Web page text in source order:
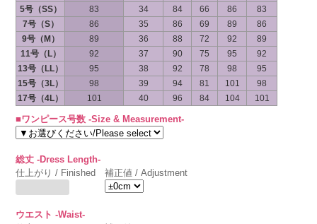
5号（SS）
83 34 84 66 86
83
7号（S）
86 35 86 69 89
86
9号（M）
89 36 88 72 92
89
11号（L）
92 37 90 75 95
92
13号（LL）
95 38 92 78 98
95
15号（3L）
98 39 94 81 101
98
17号（4L）
101 40 96 84 104 101
■ワンピース号数 -Size & Measurement-
総丈 -Dress Length-
仕上がり / Finished
補正値 / Adjustment
ウエスト -Waist-